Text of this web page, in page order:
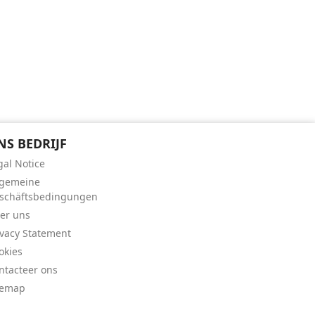
BEDRIJF
Notice
uns
Statement
ons